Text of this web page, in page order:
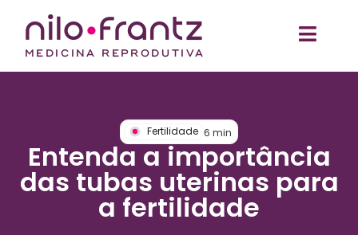
Fertilidade 6 min
Entenda a importância
das tubas uterinas para
a fertilidade